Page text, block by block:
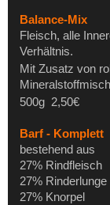
Fleisch, alle
Verhältnis.
Mit Zusatz von
500g 2,50€
Barf - Komplett
bestehend aus
27% Rindfleisch
27% Rinderlunge
27% Knorpel